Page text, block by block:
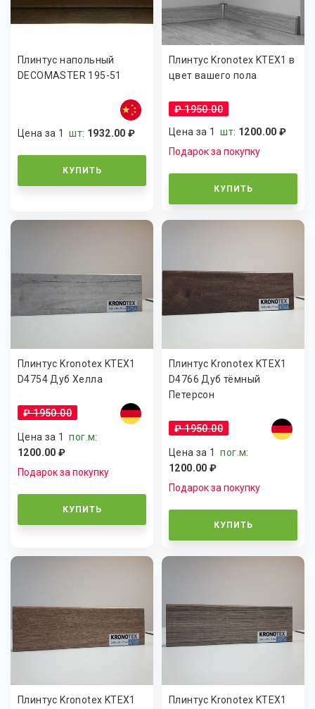
Плинтус напольный
DECOMASTER 195-51
Цена за 1шт: 1932.00 ₽
КУПИТЬ
Плинтус Kronotex KTEX1 в
цвет вашего пола
₽ 1950.00
Цена за 1шт: 1200.00 ₽
Подарок за покупку
КУПИТЬ
Плинтус Kronotex KTEX1
D4754 Дуб Хелла
₽ 1950.00
Цена за 1пог.м:
1200.00 ₽
Подарок за покупку
КУПИТЬ
Плинтус Kronotex KTEX1
D4766 Дуб тёмный
Петерсон
₽ 1950.00
Цена за 1пог.м:
1200.00 ₽
Подарок за покупку
КУПИТЬ
Плинтус Kronotex KTEX1
Плинтус Kronotex KTEX1